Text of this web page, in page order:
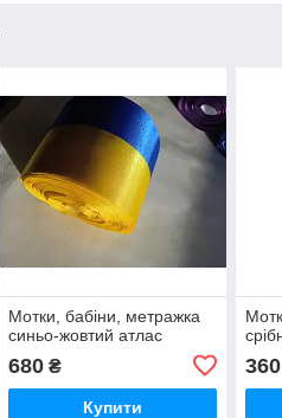
Мотки, бабіни, метражка
синьо-жовтий атлас
680₴
Купити
360